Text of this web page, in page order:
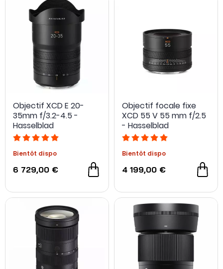
Objectif XCD E 20-
35mm f/3.2-4.5 -
Hasselblad
Bientôt dispo
6 729,00 €
Objectif focale fixe
XCD 55 V 55 mm f/2.5
- Hasselblad
Bientôt dispo
4 199,00 €